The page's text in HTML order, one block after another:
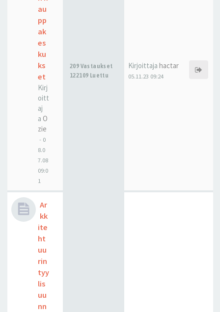
au
pp
ak
es
ku
ks
et
Kirj
oitt
aj
a O
zie
- 0
8.0
7.08
09:0
1
209 Vastaukset
122109 Luettu
Kirjoittaja hactar
05.11.23 09:24
Ar
kk
ite
ht
uu
rin
tyy
lis
uu
nn